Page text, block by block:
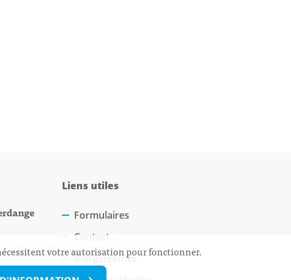
Liens utiles
Formulaires
Contact
Biergercenter
votre autorisation pour fonctionner.